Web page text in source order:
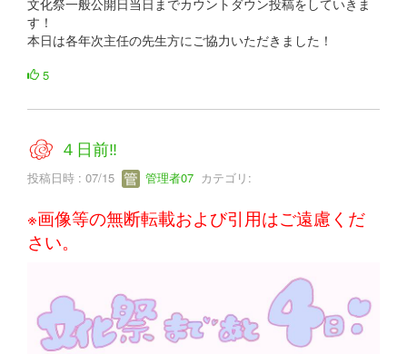
文化祭一般公開日当日までカウントダウン投稿をしていきま
す！
本日は各年次主任の先生方にご協力いただきました！
5
４日前‼
投稿日時 : 07/15 管理者07 カテゴリ:
※画像等の無断転載および引用はご遠慮くだ
さい。